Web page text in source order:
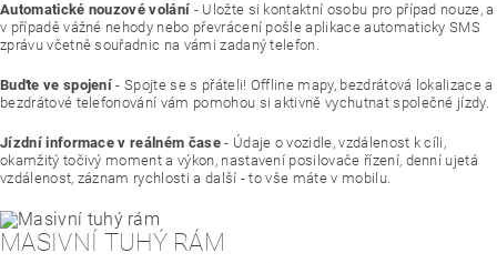
Automatické nouzové volání - Uložte si kontaktní osobu pro případ nouze, a
v případě vážné nehody nebo převrácení pošle aplikace automaticky SMS
zprávu včetně souřadnic na vámi zadaný telefon.
Buďte ve spojení - Spojte se s přáteli! Offline mapy, bezdrátová lokalizace a
bezdrátové telefonování vám pomohou si aktivně vychutnat společné jízdy.
Jízdní informace v reálném čase - Údaje o vozidle, vzdálenost k cíli,
okamžitý točivý moment a výkon, nastavení posilovače řízení, denní ujetá
vzdálenost, záznam rychlosti a další - to vše máte v mobilu.
MASIVNÍ TUHÝ RÁM